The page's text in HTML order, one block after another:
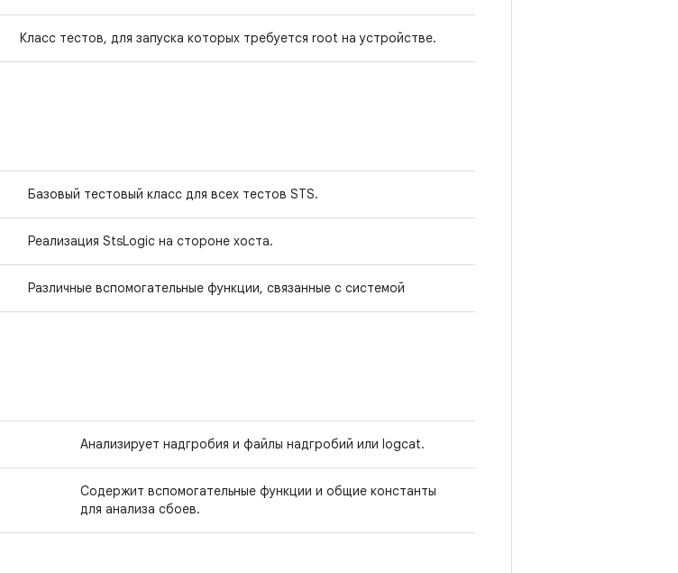
Класс тестов, для запуска которых требуется root на устройстве.
Базовый тестовый класс для всех тестов STS.
Реализация StsLogic на стороне хоста.
Различные вспомогательные функции, связанные с системой
Анализирует надгробия и файлы надгробий или logcat.
Содержит вспомогательные функции и общие константы
для анализа сбоев.